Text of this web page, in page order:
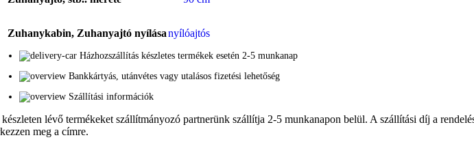
Zuhanykabin, Zuhanyajtó nyílásanyílóajtós
Házhozszállítás készletes termékek esetén 2-5 munkanap
Bankkártyás, utánvétes vagy utalásos fizetési lehetőség
Szállítási információk
lévő termékeket szállítmányozó partnerünk szállítja 2-5 munkanapon belül. A szállítási díj a
meg a címre.